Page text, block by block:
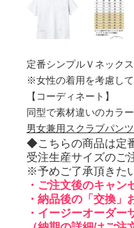
定番シンプルＶネック
※女性の着用を考慮し
【コーディネート】
同型で素材違いのカラ
男女兼用スクラブパンツ
◆こちらの商品は定
受注生産サイズのご
※予めご了承頂きた
・ご注文後のキャン
・納品後の「交換」
・イージーオーダー